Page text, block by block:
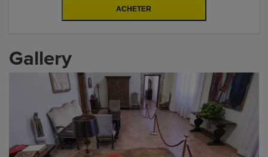
Gallery